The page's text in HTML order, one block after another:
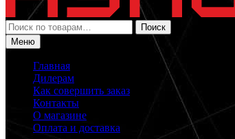
Искать:
Поиск
Меню
Главная
Дилерам
Как совершить заказ
Контакты
О магазине
Оплата и доставка